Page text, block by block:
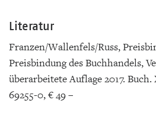
Literatur
Franzen/Wallenfels/Russ,
Preisbindung des Buchhandels,
überarbeitete Auflage 2017.
69255-0, € 49 –